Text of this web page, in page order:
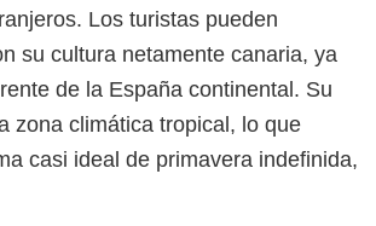
Los turistas pueden
su cultura netamente canaria, ya
de la España continental. Su
zona climática tropical, lo que
casi ideal de primavera indefinida,